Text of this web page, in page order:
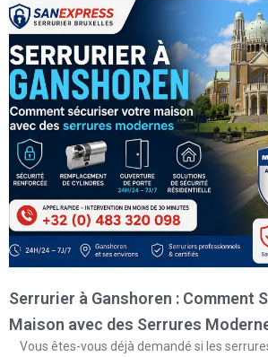
Serrurier à Ganshoren : Comment
Maison avec des Serrures
Vous êtes-vous déjà demandé si les